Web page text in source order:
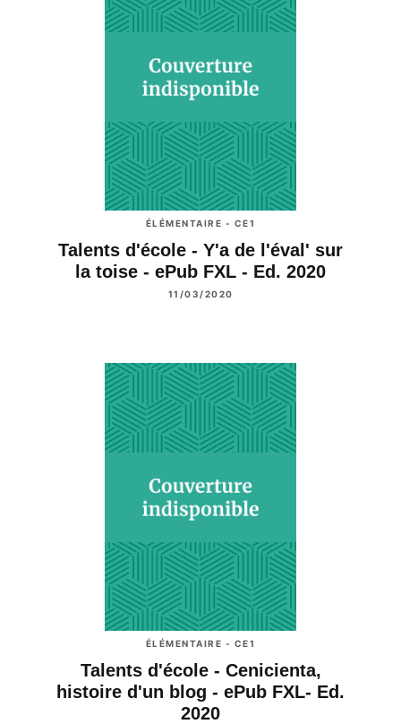
ÉLÉMENTAIRE - CE1
Talents d'école - Y'a de l'éval' sur
la toise - ePub FXL - Ed. 2020
11/03/2020
ÉLÉMENTAIRE - CE1
Talents d'école - Cenicienta,
histoire d'un blog - ePub FXL- Ed.
2020